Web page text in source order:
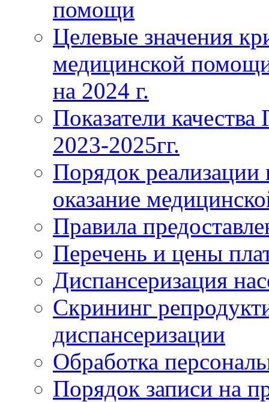
помощи
Целевые значения
медицинской
на 2024 г.
Показатели
2023-2025гг.
Порядок реализации
оказание
Правила
Перечень и цены
Диспансеризация
Скрининг
диспансеризации
Обработка
Порядок записи на